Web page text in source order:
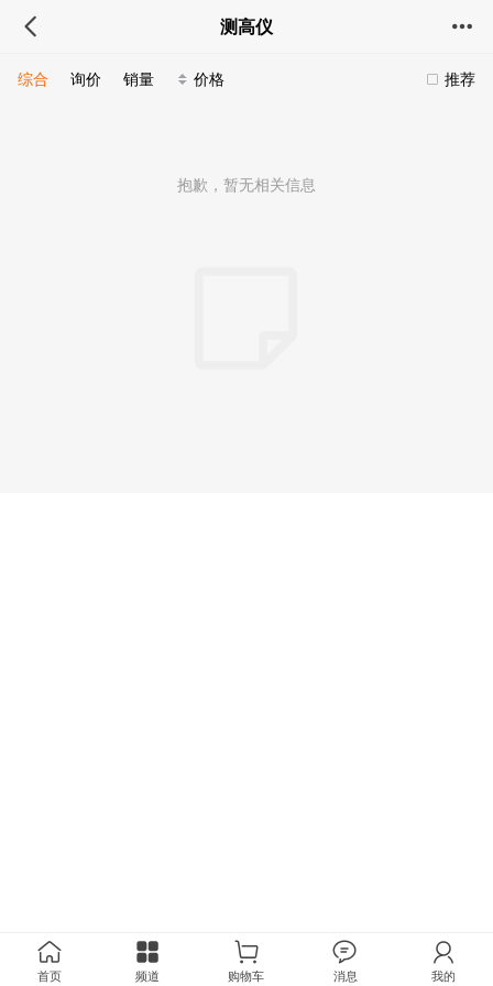
测高仪
推荐
综合 询价 销量 价格
抱歉，暂无相关信息
首页 频道 购物车 消息 我的